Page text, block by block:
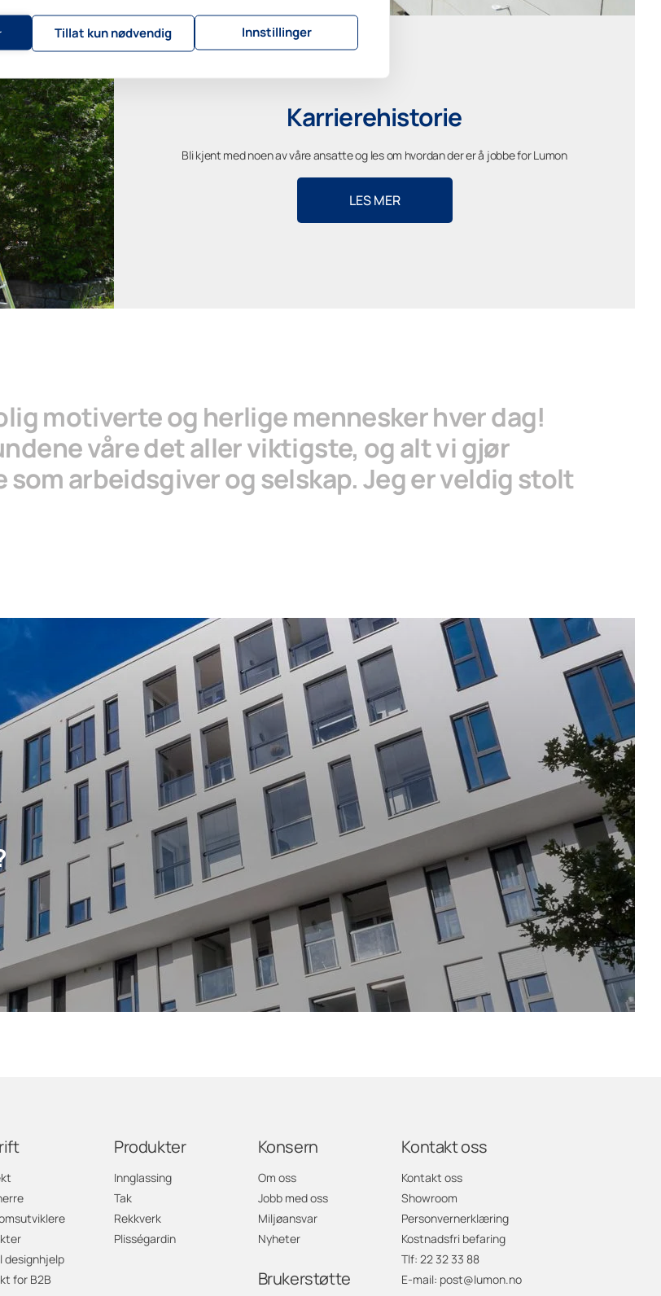
Tillat kun nødvendig Innstillinger
Karrierehistorie
Bli kjent med noen av våre ansatte og les om hvordan der er å jobbe for Lumon
LES MER
motiverte og herlige mennesker hver dag!
våre det aller viktigste, og alt vi gjør
arbeidsgiver og selskap. Jeg er veldig stolt
designhjelp
for B2B
Produkter
Innglassing
Tak
Rekkverk
Plisségardin
Konsern
Om oss
Jobb med oss
Miljøansvar
Nyheter
Brukerstøtte
Kontakt oss
Kontakt oss
Showroom
Personvernerklæring
Kostnadsfri befaring
Tlf: 22 32 33 88
E-mail: post@lumon.no